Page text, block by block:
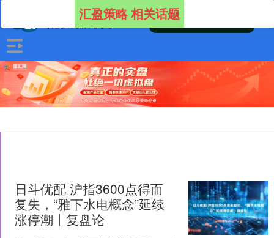
汇盈策略 相关话题
日斗优配 沪指3600点得而
复失，“雅下水电概念”延续
涨停潮丨复盘论